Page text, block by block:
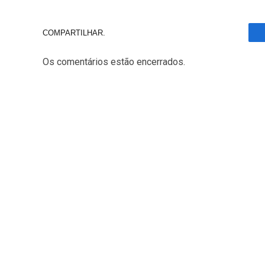
COMPARTILHAR.
Os comentários estão encerrados.